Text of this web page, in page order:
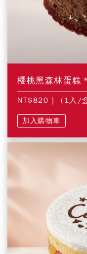
櫻桃黑森林蛋糕
NT$820 | (1入/
加入購物車